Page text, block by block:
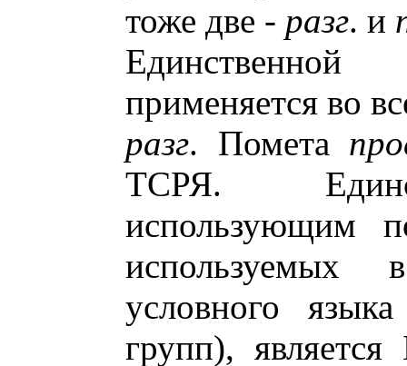
тоже две - разг. и
применяется во
разг. Помета
ТСРЯ.
использующим
условного
групп),